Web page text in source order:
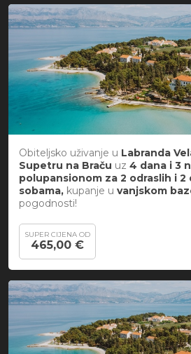
Obiteljsko uživanje u Labranda
Supetru na Braču uz 4 dana i 3
polupansionom za 2 odraslih i 2
sobama, kupanje u vanjskom
pogodnosti!
SUPER CIJENA OD
465,00 €